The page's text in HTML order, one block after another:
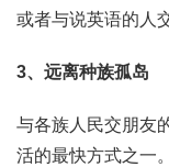
或者与说英语的人
3、远离种族孤岛
与各族人民交朋友
活的最快方式之一